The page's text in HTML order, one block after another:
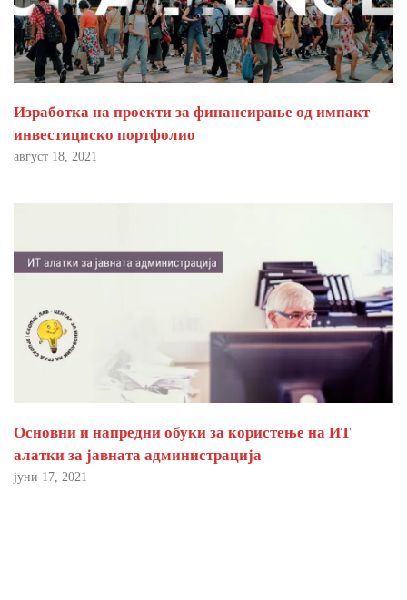
Изработка на проекти за финансирање од импакт
инвестициско портфолио
август 18, 2021
Основни и напредни обуки за користење на ИТ
алатки за јавната администрација
јуни 17, 2021